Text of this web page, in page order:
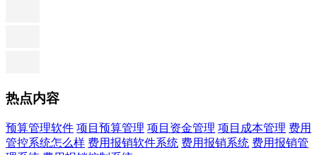
热点内容
预算管理软件 项目预算管理 项目资金管理 项目成本管理 费用
管控系统怎么样 费用报销软件系统 费用报销系统 费用报销管